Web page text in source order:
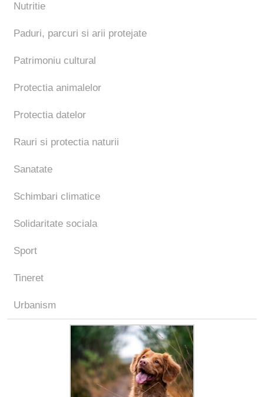
Nutritie
Paduri, parcuri si arii protejate
Patrimoniu cultural
Protectia animalelor
Protectia datelor
Rauri si protectia naturii
Sanatate
Schimbari climatice
Solidaritate sociala
Sport
Tineret
Urbanism